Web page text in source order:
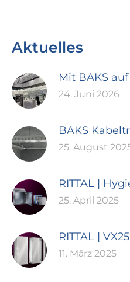
Aktuelles
Mit BAKS
24. Juni 2026
BAKS
25. August
RITTAL |
25. April 2025
RITTAL |
11. März 2025